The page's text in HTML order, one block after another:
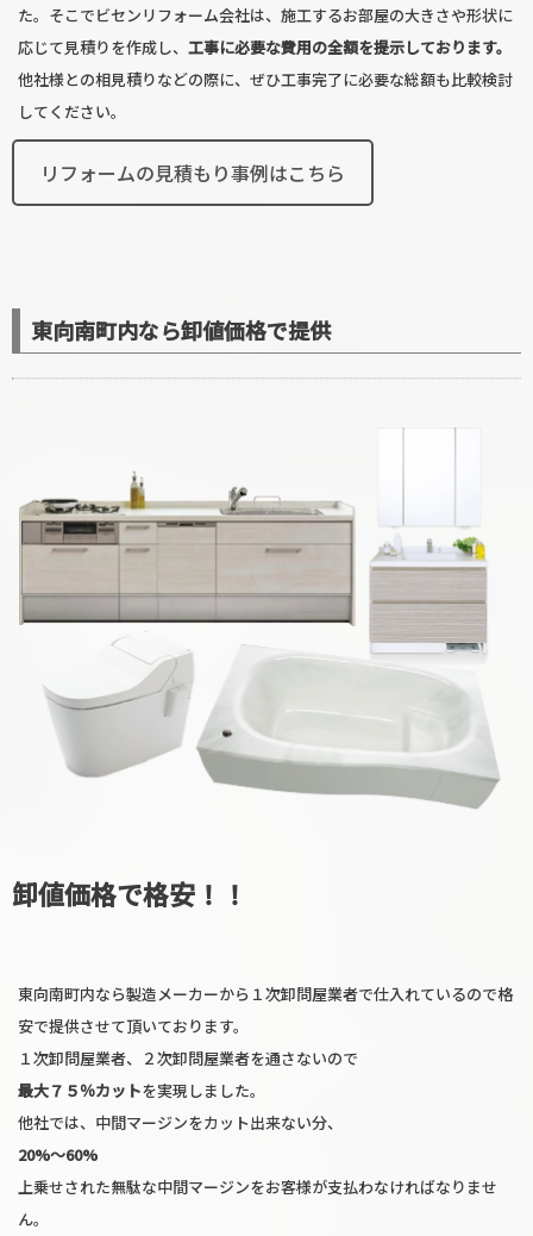
た。そこでビセンリフォーム会社は、施工するお部屋の大きさや形状に
応じて見積りを作成し、 工事に必要な費用の全額を提示しております。
他社様との相見積りなどの際に、ぜひ工事完了に必要な総額も比較検討
してください。
リフォームの見積もり事例はこちら
東向南町内なら卸値価格で提供
卸値価格で格安！！
東向南町内なら製造メーカーから１次卸問屋業者で仕入れているので格
安で提供させて頂いております。
１次卸問屋業者、２次卸問屋業者を通さないので
最大７５％カットを実現しました。
他社では、中間マージンをカット出来ない分、
20%〜60%
上乗せされた無駄な中間マージンをお客様が支払わなければなりませ
ん。